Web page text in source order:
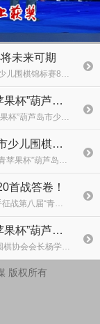
未来可期
陈俊亦、张潆亓兄妹分获2021葫芦岛市少儿围棋锦标赛8岁组男、女冠军，杨环宇荣获季军。
【赛事报道】2021第九届“青苹果杯”葫芦岛市少儿围棋锦标赛
2021年7月31日—8月1日，第九届“青苹果杯”葫芦岛市少儿围棋锦标赛在东方丽都酒店成功举办。本次比赛将遴选葫芦岛市少年围棋队，代表葫芦岛市围棋协会参加国家级、省级少儿围棋比赛。
2021第九届“青苹果杯”葫芦岛市少儿围棋锦标赛竞赛规程
2021“全国围棋之乡”段级位赛暨第九届“青苹果杯”葫芦岛市少儿围棋锦标赛规程
首战答卷！
金秋十月，“青苹果少儿围棋”54名小棋手征战第八届“青苹果杯”葫芦岛市少儿围棋锦标赛。两名学员晋升3段、5名学员晋升2段、10名学员晋升1段、12名学员晋升1级，其余学员均晋升相应
【赛事报道】2020第八届“青苹果杯”葫芦岛市少儿围棋锦标赛
两天激战，各组别排定座次。葫芦岛市围棋协会会长杨学军，“全国围棋之乡”龙港区围棋协会会长吕树东为获奖选手颁奖。
版权所有